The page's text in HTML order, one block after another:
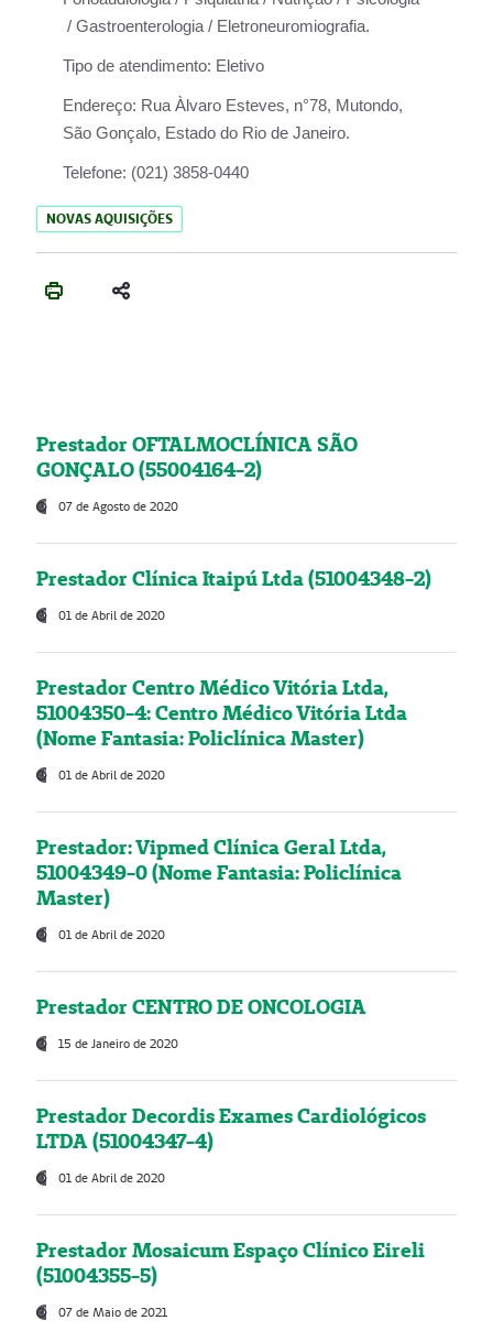
/ Gastroenterologia / Eletroneuromiografia.
Tipo de atendimento: Eletivo
Endereço: Rua Àlvaro Esteves, n°78, Mutondo,
São Gonçalo, Estado do Rio de Janeiro.
Telefone: (021) 3858-0440
NOVAS AQUISIÇÕES
Prestador OFTALMOCLÍNICA SÃO
GONÇALO (55004164-2)
07 de Agosto de 2020
Prestador Clínica Itaipú Ltda (51004348-2)
01 de Abril de 2020
Prestador Centro Médico Vitória Ltda,
51004350-4: Centro Médico Vitória Ltda
(Nome Fantasia: Policlínica Master)
01 de Abril de 2020
Prestador: Vipmed Clínica Geral Ltda,
51004349-0 (Nome Fantasia: Policlínica
Master)
01 de Abril de 2020
Prestador CENTRO DE ONCOLOGIA
15 de Janeiro de 2020
Prestador Decordis Exames Cardiológicos
LTDA (51004347-4)
01 de Abril de 2020
Prestador Mosaicum Espaço Clínico Eireli
(51004355-5)
07 de Maio de 2021